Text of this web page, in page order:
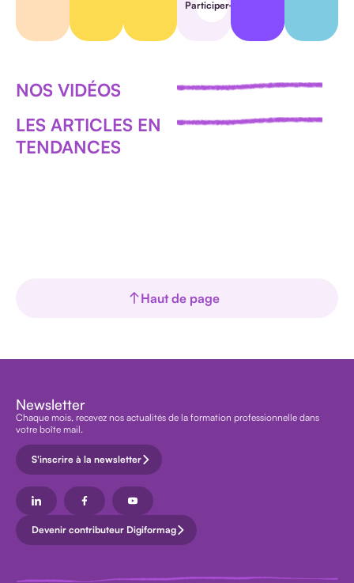
Participer
NOS VIDÉOS Tout voir
LES ARTICLES EN
TENDANCES
Haut de page
Newsletter
Chaque mois, recevez nos actualités de la formation professionnelle dans
votre boîte mail.
S'inscrire à la newsletter
Devenir contributeur Digiformag